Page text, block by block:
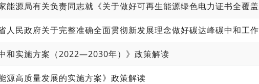
和实施方案（2022—2030年）》政策解读
源高质量发展的实施方案》政策解读